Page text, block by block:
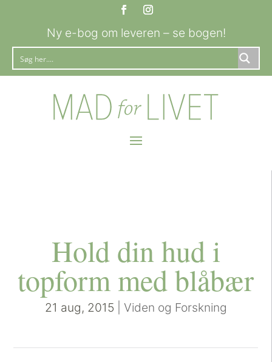
Ny e-bog om leveren – se bogen!
Hold din hud i
topform med blåbær
21 aug, 2015 Viden og Forskning